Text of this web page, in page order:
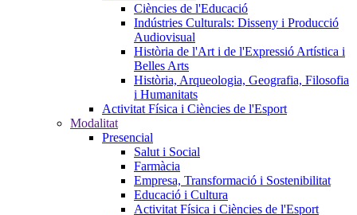
Ciències de l'Educació
Indústries Culturals: Disseny i Producció
Audiovisual
Història de l'Art i de l'Expressió Artística i
Belles Arts
Història, Arqueologia, Geografia, Filosofia
i Humanitats
Activitat Física i Ciències de l'Esport
Modalitat
Presencial
Salut i Social
Farmàcia
Empresa, Transformació i Sostenibilitat
Educació i Cultura
Activitat Física i Ciències de l'Esport